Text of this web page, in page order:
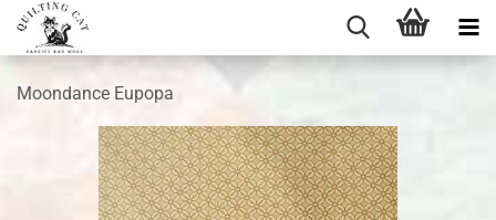
Moondance Eupopa